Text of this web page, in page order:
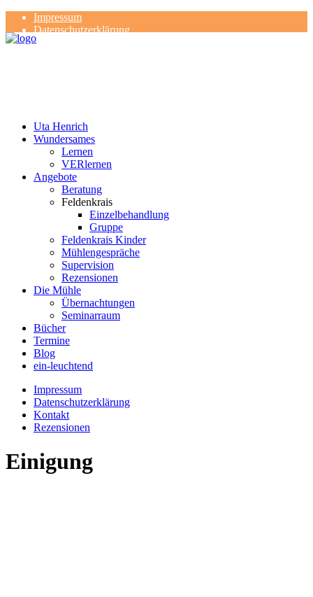
Impressum
Datenschutzerklärung
Kontakt
Uta Henrich
Wundersames
Lernen
VERlernen
Angebote
Beratung
Feldenkrais
Einzelbehandlung
Gruppe
Feldenkrais Kinder
Mühlengespräche
Supervision
Rezensionen
Die Mühle
Übernachtungen
Seminarraum
Bücher
Termine
Blog
ein-leuchtend
Impressum
Datenschutzerklärung
Kontakt
Rezensionen
Einigung